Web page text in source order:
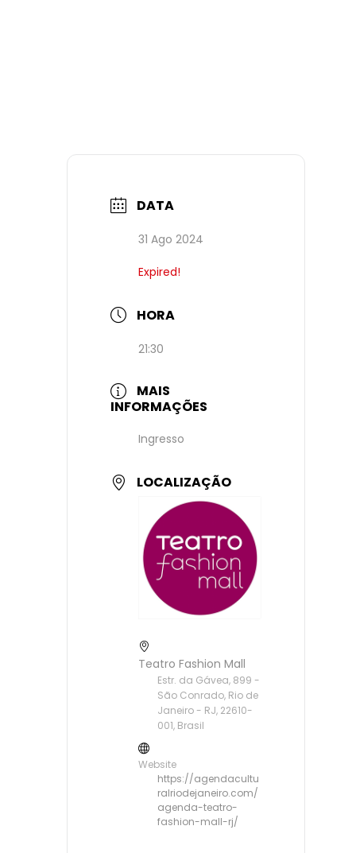
DATA
31 Ago 2024
Expired!
HORA
21:30
MAIS
INFORMAÇÕES
Ingresso
LOCALIZAÇÃO
Teatro Fashion Mall
Estr. da Gávea, 899 -
São Conrado, Rio de
Janeiro - RJ, 22610-
001, Brasil
Website
https://agendacultu
ralriodejaneiro.com/
agenda-teatro-
fashion-mall-rj/